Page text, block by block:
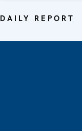
DAILY REPORT